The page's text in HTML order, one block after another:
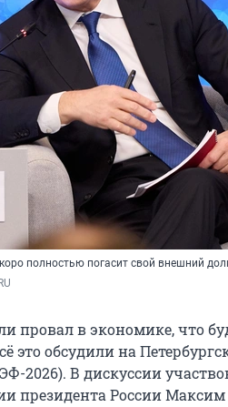
полностью погасит свой внешний
провал в экономике, что
это обсудили на
2026). В дискуссии
президента России